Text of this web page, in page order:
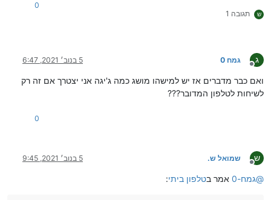
ש תגובה 1
0
ג
מנותק
גמח 0 5 בנוב׳ 2021, 6:47
ואם כבר מדברים אז יש למישהו מושג כמה ג'יגה אני יצטרך אם זה רק
לשיחות לטלפון המדובר???
0
ש
מנותק
שמואל ש. 5 בנוב׳ 2021, 9:45
@גמח-0 אמר בטלפון ביתי: